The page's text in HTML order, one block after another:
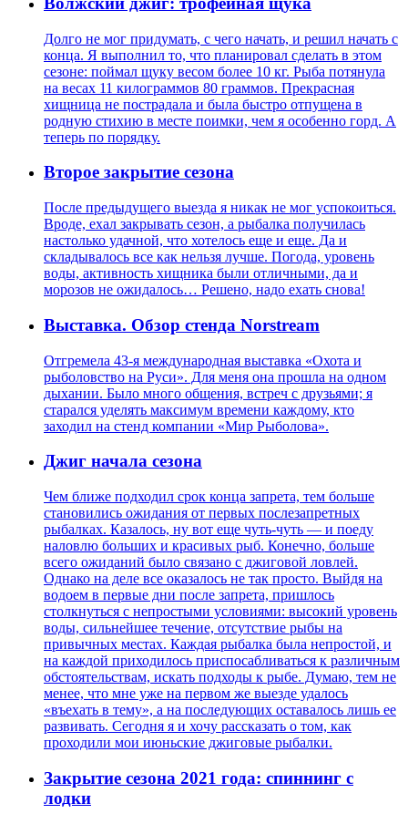
Долго не мог придумать, с чего начать, и решил начать с
конца. Я выполнил то, что планировал сделать в этом
сезоне: поймал щуку весом более 10 кг. Рыба потянула
на весах 11 килограммов 80 граммов. Прекрасная
хищница не пострадала и была быстро отпущена в
родную стихию в месте поимки, чем я особенно горд. А
теперь по порядку.
Второе закрытие сезона
После предыдущего выезда я никак не мог успокоиться.
Вроде, ехал закрывать сезон, а рыбалка получилась
настолько удачной, что хотелось еще и еще. Да и
складывалось все как нельзя лучше. Погода, уровень
воды, активность хищника были отличными, да и
морозов не ожидалось… Решено, надо ехать снова!
Выставка. Обзор стенда Norstream
Отгремела 43-я международная выставка «Охота и
рыболовство на Руси». Для меня она прошла на одном
дыхании. Было много общения, встреч с друзьями; я
старался уделять максимум времени каждому, кто
заходил на стенд компании «Мир Рыболова».
Джиг начала сезона
Чем ближе подходил срок конца запрета, тем больше
становились ожидания от первых послезапретных
рыбалках. Казалось, ну вот еще чуть-чуть — и поеду
наловлю больших и красивых рыб. Конечно, больше
всего ожиданий было связано с джиговой ловлей.
Однако на деле все оказалось не так просто. Выйдя на
водоем в первые дни после запрета, пришлось
столкнуться с непростыми условиями: высокий уровень
воды, сильнейшее течение, отсутствие рыбы на
привычных местах. Каждая рыбалка была непростой, и
на каждой приходилось приспосабливаться к различным
обстоятельствам, искать подходы к рыбе. Думаю, тем не
менее, что мне уже на первом же выезде удалось
«въехать в тему», а на последующих оставалось лишь ее
развивать. Сегодня я и хочу рассказать о том, как
проходили мои июньские джиговые рыбалки.
Закрытие сезона 2021 года: спиннинг с
лодки